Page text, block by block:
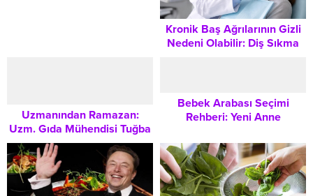
Kronik Baş Ağrılarının Gizli
Nedeni Olabilir: Diş Sıkma
Uzmanından Ramazan:
Uzm. Gıda Mühendisi Tuğba
Bayburtluoğlu’ndan
Ramazan Ayı Beslenmesine
Dair
Bebek Arabası Seçimi
Rehberi: Yeni Anne
Tüm Detaylar